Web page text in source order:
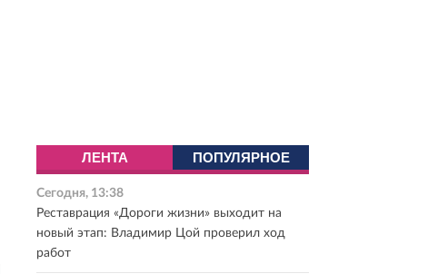
ЛЕНТА ПОПУЛЯРНОЕ
Сегодня, 13:38
Реставрация «Дороги жизни» выходит на
новый этап: Владимир Цой проверил ход
работ